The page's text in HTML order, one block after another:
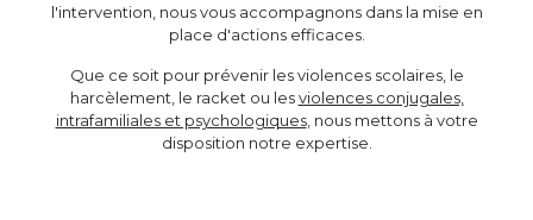
l'intervention, nous vous accompagnons dans la mise en
place d'actions efficaces.
Que ce soit pour prévenir les violences scolaires, le
harcèlement, le racket ou lesviolences conjugales,
intrafamiliales et psychologiques, nous mettons à votre
disposition notre expertise.